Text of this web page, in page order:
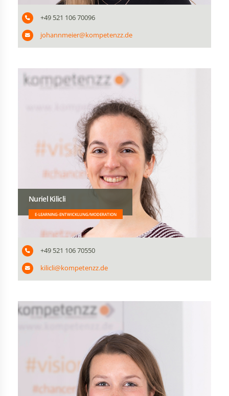
+49 521 106 70096
johannmeier@kompetenzz.de
Nuriel Kilicli
E-LEARNING-ENTWICKLUNG/MODERATION
+49 521 106 70550
kilicli@kompetenzz.de